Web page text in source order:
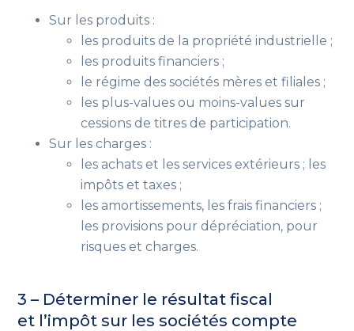
Sur les produits :
les produits de la propriété industrielle ;
les produits financiers ;
le régime des sociétés mères et filiales ;
les plus-values ou moins-values sur
cessions de titres de participation.
Sur les charges :
les achats et les services extérieurs ; les
impôts et taxes ;
les amortissements, les frais financiers ;
les provisions pour dépréciation, pour
risques et charges.
3 – Déterminer le résultat fiscal
et l’impôt sur les sociétés compte